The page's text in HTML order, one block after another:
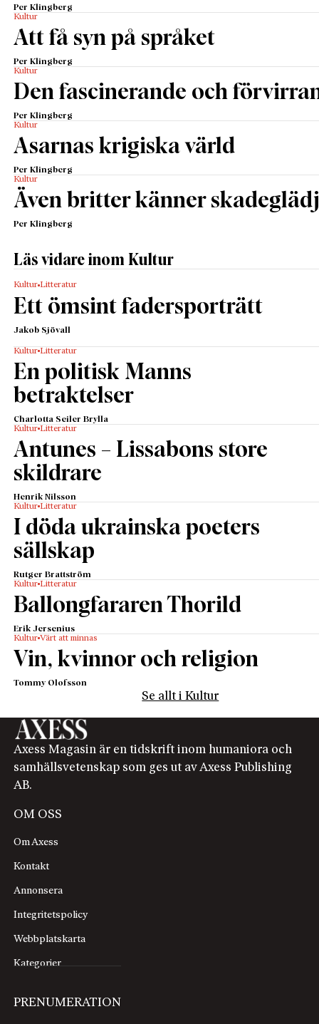
Per Klingberg
Kultur
Att få syn på språket
Per Klingberg
Kultur
Den fascinerande och
Per Klingberg
Kultur
Asarnas krigiska värld
Per Klingberg
Kultur
Även britter känner
Per Klingberg
Läs vidare inom Kultur
Kultur Litteratur
Ett ömsint fadersporträtt
Jakob Sjövall
Kultur Litteratur
En politisk Manns
betraktelser
Charlotta Seiler Brylla
Kultur Litteratur
Antunes – Lissabons store
skildrare
Henrik Nilsson
Kultur Litteratur
I döda ukrainska poeters
sällskap
Rutger Brattström
Kultur Litteratur
Ballongfararen Thorild
Erik Jersenius
Kultur Värt att minnas
Vin, kvinnor och religion
Tommy Olofsson
Se allt i Kultur
Axess Magasin är en tidskrift inom humaniora och
samhällsvetenskap som ges ut av Axess Publishing
AB.
OM OSS
Om Axess
Kontakt
Annonsera
Integritetspolicy
Webbplatskarta
Kategorier
PRENUMERATION